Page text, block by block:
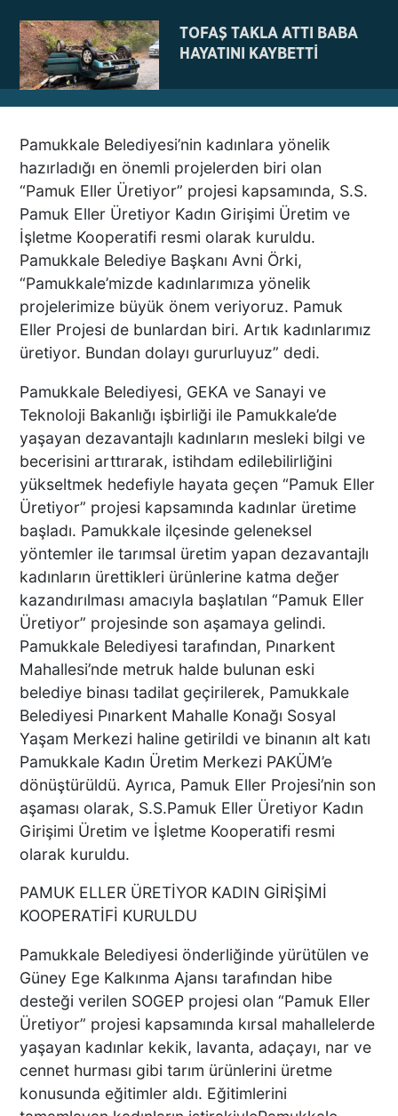
TOFAŞ TAKLA ATTI BABA
HAYATINI KAYBETTİ
NE BÖYLE BİR VAHŞİ NE DE
VAHŞET GÖRÜLDÜ
İNSANLIK DIŞI
VİCDANSIZLIK
AZRAİL’E “ELDEN SONRA
GEL” DEDİ! OKEYE DEVAM
ETTİ
DENİZLİ’DEN TATİLE GİDEN
GRUBUN GÖZÜ ÖNÜNDE
TEKNE ÇALIŞANLARI
BİRBİRİNE GİRDİ!
ÜNLÜ YÖNETMEN EZEL
AKAY’A ŞOK OPERASYON!
KARDEŞİYLE GÖZALTINA
ALINDI
DENİZLİ’DE ÇARPIŞMANIN
ŞİDDETİYLE SAVRULDU! 5
ARAÇ HASAR GÖRDÜ
BAŞKAN ERDOĞAN, SON
SÜRAT ÜYE VE ESNAF
ZİYARETLERİNE DEVAM
EDİYOR
DENİZLİ’DE YAĞMUR
TRAFİĞİ BU HALE GETİRDİ
DENİZLİ BAROSU VE
AVUKATLARIN
Pamukkale Belediyesi’nin kadınlara yönelik
hazırladığı en önemli projelerden biri olan
“Pamuk Eller Üretiyor” projesi kapsamında, S.S.
Pamuk Eller Üretiyor Kadın Girişimi Üretim ve
İşletme Kooperatifi resmi olarak kuruldu.
Pamukkale Belediye Başkanı Avni Örki,
“Pamukkale’mizde kadınlarımıza yönelik
projelerimize büyük önem veriyoruz. Pamuk
Eller Projesi de bunlardan biri. Artık kadınlarımız
üretiyor. Bundan dolayı gururluyuz” dedi.
Pamukkale Belediyesi, GEKA ve Sanayi ve
Teknoloji Bakanlığı işbirliği ile Pamukkale’de
yaşayan dezavantajlı kadınların mesleki bilgi ve
becerisini arttırarak, istihdam edilebilirliğini
yükseltmek hedefiyle hayata geçen “Pamuk Eller
Üretiyor” projesi kapsamında kadınlar üretime
başladı. Pamukkale ilçesinde geleneksel
yöntemler ile tarımsal üretim yapan dezavantajlı
kadınların ürettikleri ürünlerine katma değer
kazandırılması amacıyla başlatılan “Pamuk Eller
Üretiyor” projesinde son aşamaya gelindi.
Pamukkale Belediyesi tarafından, Pınarkent
Mahallesi’nde metruk halde bulunan eski
belediye binası tadilat geçirilerek, Pamukkale
Belediyesi Pınarkent Mahalle Konağı Sosyal
Yaşam Merkezi haline getirildi ve binanın alt katı
Pamukkale Kadın Üretim Merkezi PAKÜM’e
dönüştürüldü. Ayrıca, Pamuk Eller Projesi’nin son
aşaması olarak, S.S.Pamuk Eller Üretiyor Kadın
Girişimi Üretim ve İşletme Kooperatifi resmi
olarak kuruldu.
PAMUK ELLER ÜRETİYOR KADIN GİRİŞİMİ
KOOPERATİFİ KURULDU
Pamukkale Belediyesi önderliğinde yürütülen ve
Güney Ege Kalkınma Ajansı tarafından hibe
desteği verilen SOGEP projesi olan “Pamuk Eller
Üretiyor” projesi kapsamında kırsal mahallelerde
yaşayan kadınlar kekik, lavanta, adaçayı, nar ve
cennet hurması gibi tarım ürünlerini üretme
konusunda eğitimler aldı. Eğitimlerini